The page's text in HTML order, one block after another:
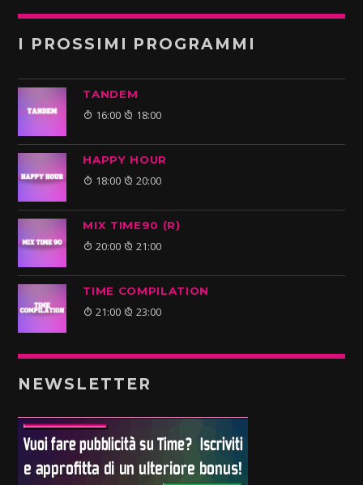
I PROSSIMI PROGRAMMI
TANDEM
16:00 18:00
HAPPY HOUR
18:00 20:00
MIX TIME90 (R)
20:00 21:00
TIME COMPILATION
21:00 23:00
NEWSLETTER